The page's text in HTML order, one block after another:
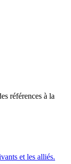
références à la
et les alliés.